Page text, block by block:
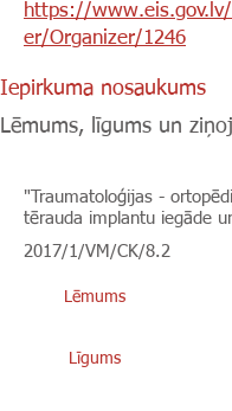
https://www.eis.gov.lv/
er/Organizer/1246
Iepirkuma nosaukums
Lēmums, līgums un
"Traumatoloģijas -
tērauda implantu iegāde
2017/1/VM/CK/8.2
Lēmums
Līgums